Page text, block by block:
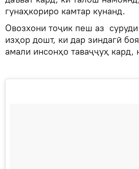
гунаҳкориро камтар кунанд.
Овозхони тоҷик пеш аз
изҳор дошт, ки дар зиндагӣ
амали инсонҳо таваҷҷуҳ кард,